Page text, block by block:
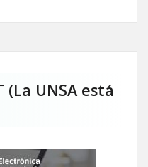
(La UNSA está